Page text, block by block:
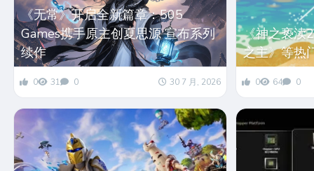
《无常》开启全新篇章：505
Games携手原主创夏思源 宣布系列
续作
0 31 0 30 7 月, 2026
《神之亵渎
之主》等热
0 64 0